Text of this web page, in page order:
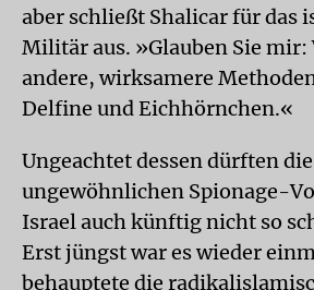
aber schließt Shalicar für das
Militär aus. »Glauben Sie mir:
andere, wirksamere
Delfine und Eichhörnchen.«
Ungeachtet dessen dürften die
ungewöhnlichen Spionage-
Israel auch künftig nicht so
Erst jüngst war es wieder
behauptete die